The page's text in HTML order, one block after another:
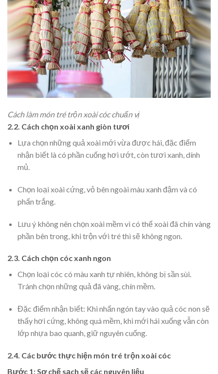
Cách làm món tré trộn xoài cóc chuẩn vị
2.2. Cách chọn xoài xanh giòn tươi
Lựa chọn những quả xoài mới vừa được hái, đặc điểm
nhận biết là có phần cuống hơi ướt, còn tươi xanh, dính
mủ.
Chọn loại xoài cứng, vỏ bên ngoài màu xanh đậm và có
phấn trắng.
Lưu ý không nên chọn xoài mềm vì có thể xoài đã chín vàng
phần bên trong, khi trộn với tré thì sẽ không ngon.
2.3. Cách chọn cóc xanh ngon
Chọn loại cóc có màu xanh tự nhiên, không bị sần sùi.
Tránh chọn những quả đã vàng, chín mềm.
Đặc điểm nhận biết: Khi nhấn ngón tay vào quả cóc non sẽ
thấy hơi cứng, không quá mềm, khi mới hái xuống vẫn còn
lớp nhựa bao quanh, giữ nguyên cuống.
2.4. Các bước thực hiện món tré trộn xoài cóc
Bước 1: Sơ chế sạch sẽ các nguyên liệu